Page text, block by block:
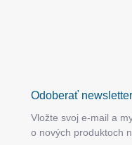
Odoberať newsletter
Vložte svoj e-mail a
o nových produktoch